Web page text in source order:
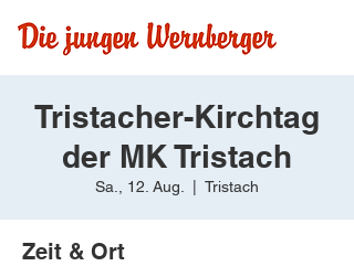
Tristacher-Kirchtag
der MK Tristach
Sa., 12. Aug. Tristach
Zeit & Ort